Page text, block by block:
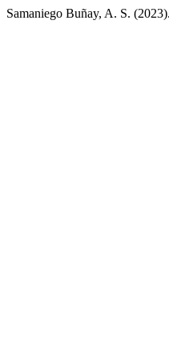
Samaniego Buñay, A. S.